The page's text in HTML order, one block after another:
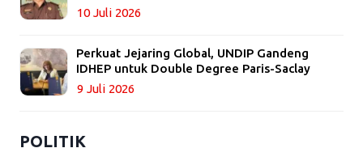
10 Juli 2026
Perkuat Jejaring Global, UNDIP Gandeng
IDHEP untuk Double Degree Paris-Saclay
9 Juli 2026
POLITIK